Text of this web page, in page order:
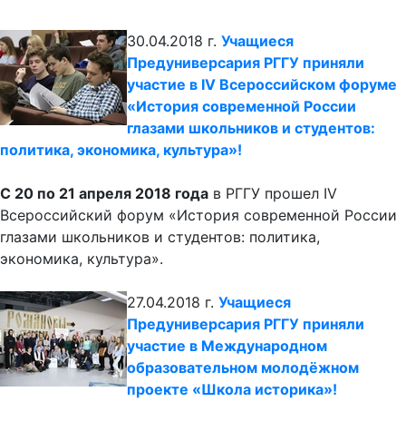
30.04.2018 г. Учащиеся
Предуниверсария РГГУ приняли
участие в IV Всероссийском форуме
«История современной России
глазами школьников и студентов:
политика, экономика, культура»!
С 20 по 21 апреля 2018 года в РГГУ прошел IV
Всероссийский форум «История современной России
глазами школьников и студентов: политика,
экономика, культура».
27.04.2018 г. Учащиеся
Предуниверсария РГГУ приняли
участие в Международном
образовательном молодёжном
проекте «Школа историка»!